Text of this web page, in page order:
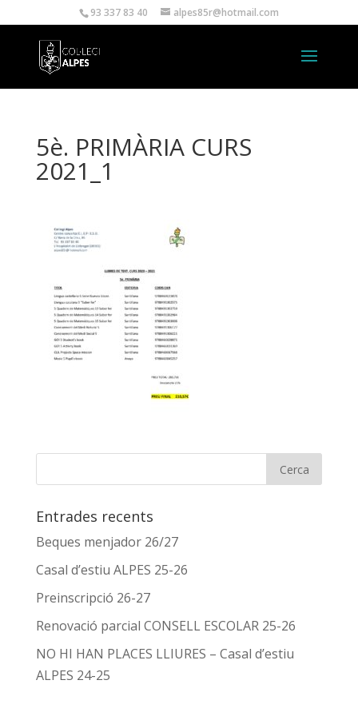
93 337 83 40 alpes85r@hotmail.com
5è. PRIMÀRIA CURS
2021_1
Entrades recents
Beques menjador 26/27
Casal d’estiu ALPES 25-26
Preinscripció 26-27
Renovació parcial CONSELL ESCOLAR 25-26
NO HI HAN PLACES LLIURES – Casal d’estiu
ALPES 24-25